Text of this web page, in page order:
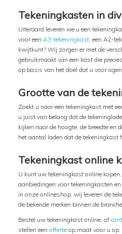
Tekeningkasten in
Uiteraard leveren we u een
voor een A3-tekeningkast, een A2-
kwijtkunt? Wij zorgen er met de
gebruikmaakt van een kast die
op basis van het doel dat u voor
Grootte van de
Zoekt u naar een tekeningkast met
u juist van belang dat de
kijken naar de hoogte, de breedte
het aantal laden dat de tekeningkast
Tekeningkast online
U kunt uw tekeningkast online
aanbiedingen voor tekeningkasten
in onze onlineshop, wij leveren de
de bekende merken binnen de
Bestel uw tekeningkast online, of
stellen een offerte op maat voor u op.